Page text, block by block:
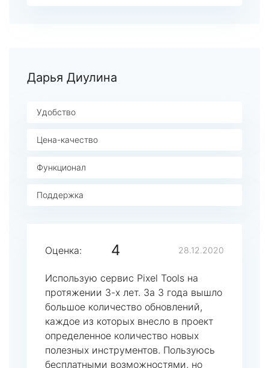
Дарья Диулина
Удобство
Цена-качество
Функционал
Поддержка
Оценка: 4 28.12.2020
Использую сервис Pixel Tools на
протяжении 3-х лет. За 3 года вышло
большое количество обновлений,
каждое из которых внесло в проект
определенное количество новых
полезных инструментов. Пользуюсь
бесплатными возможностями, но